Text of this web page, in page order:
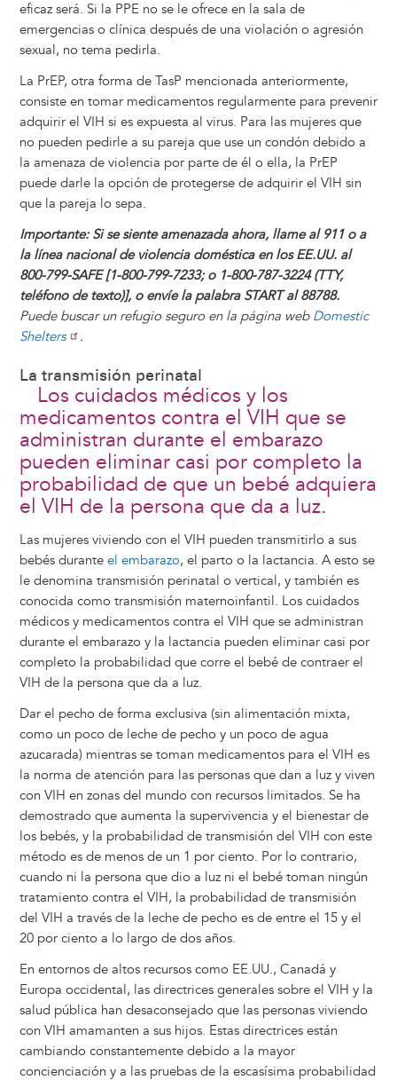
eficaz será. Si la PPE no se le ofrece en la sala de
emergencias o clínica después de una violación o agresión
sexual, no tema pedirla.
La PrEP, otra forma de TasP mencionada anteriormente,
consiste en tomar medicamentos regularmente para prevenir
adquirir el VIH si es expuesta al virus. Para las mujeres que
no pueden pedirle a su pareja que use un condón debido a
la amenaza de violencia por parte de él o ella, la PrEP
puede darle la opción de protegerse de adquirir el VIH sin
que la pareja lo sepa.
Importante: Si se siente amenazada ahora, llame al 911 o a
la línea nacional de violencia doméstica en los EE.UU. al
800-799-SAFE [1-800-799-7233; o 1-800-787-3224 (TTY,
teléfono de texto)], o envíe la palabra START al 88788.
Puede buscar un refugio seguro en la página web Domestic
Shelters
.
La transmisión perinatal
Los cuidados médicos y los
medicamentos contra el VIH que se
administran durante el embarazo
pueden eliminar casi por completo la
probabilidad de que un bebé adquiera
el VIH de la persona que da a luz.
Las mujeres viviendo con el VIH pueden transmitirlo a sus
bebés durante el embarazo, el parto o la lactancia. A esto se
le denomina transmisión perinatal o vertical, y también es
conocida como transmisión maternoinfantil. Los cuidados
médicos y medicamentos contra el VIH que se administran
durante el embarazo y la lactancia pueden eliminar casi por
completo la probabilidad que corre el bebé de contraer el
VIH de la persona que da a luz.
Dar el pecho de forma exclusiva (sin alimentación mixta,
como un poco de leche de pecho y un poco de agua
azucarada) mientras se toman medicamentos para el VIH es
la norma de atención para las personas que dan a luz y viven
con VIH en zonas del mundo con recursos limitados. Se ha
demostrado que aumenta la supervivencia y el bienestar de
los bebés, y la probabilidad de transmisión del VIH con este
método es de menos de un 1 por ciento. Por lo contrario,
cuando ni la persona que dio a luz ni el bebé toman ningún
tratamiento contra el VIH, la probabilidad de transmisión
del VIH a través de la leche de pecho es de entre el 15 y el
20 por ciento a lo largo de dos años.
En entornos de altos recursos como EE.UU., Canadá y
Europa occidental, las directrices generales sobre el VIH y la
salud pública han desaconsejado que las personas viviendo
con VIH amamanten a sus hijos. Estas directrices están
cambiando constantemente debido a la mayor
concienciación y a las pruebas de la escasísima probabilidad